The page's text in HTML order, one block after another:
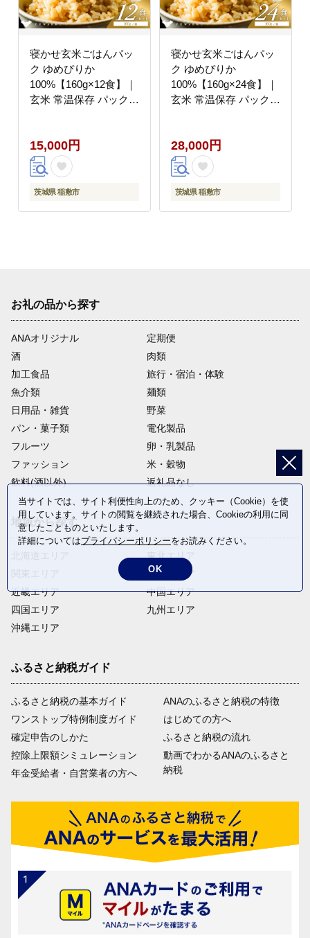
寝かせ玄米ごはんパッ
ク ゆめぴりか
100%【160g×12食】｜
玄米 常温保存 パックご
15,000円
茨城県 稲敷市
寝かせ玄米ごはんパッ
ク ゆめぴりか
100%【160g×24食】｜
玄米 常温保存 パックご
28,000円
茨城県 稲敷市
お礼の品から探す
ANAオリジナル
定期便
酒
肉類
加工食品
旅行・宿泊・体験
魚介類
麺類
日用品・雑貨
野菜
パン・菓子類
電化製品
フルーツ
卵・乳製品
ファッション
米・穀物
飲料(酒以外)
返礼品なし
地域から探す
近畿エリア
四国エリア
沖縄エリア
東北エリア
中部エリア
中国エリア
九州エリア
ふるさと納税ガイド
ふるさと納税の基本ガイド
ワンストップ特例制度ガイド
確定申告のしかた
控除上限額シミュレーション
年金受給者・自営業者の方へ
ANAのふるさと納税の特徴
はじめての方へ
ふるさと納税の流れ
動画でわかるANAのふるさと
納税
当サイトでは、サイト利便性向上のため、クッキー（Cookie）を使
用しています。サイトの閲覧を継続された場合、Cookieの利用に同
意したことものといたします。
詳細についてはプライバシーポリシーをお読みください。
OK